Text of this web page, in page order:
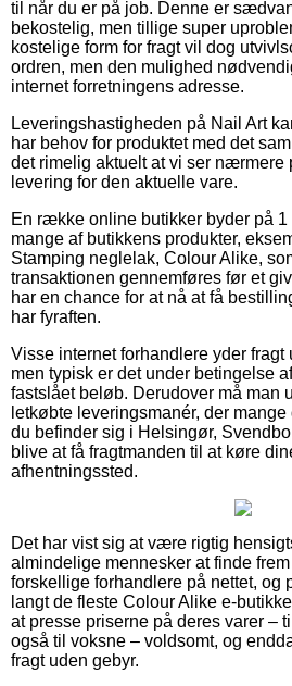
til når du er på job. Denne er
bekostelig, men tillige super
kostelige form for fragt vil dog
ordren, men den mulighed
internet forretningens adresse.
Leveringshastigheden på Nail Art
har behov for produktet med det
det rimelig aktuelt at vi ser nærmere
levering for den aktuelle vare.
En række online butikker byder på
mange af butikkens produkter,
Stamping neglelak, Colour Alike,
transaktionen gennemføres før et
har en chance for at nå at få
har fyraften.
Visse internet forhandlere yder fragt
men typisk er det under betingelse
fastslået beløb. Derudover må man
letkøbte leveringsmanér, der
du befinder sig i Helsingør,
blive at få fragtmanden til at køre
afhentningssted.
Det har vist sig at være rigtig
almindelige mennesker at finde
forskellige forhandlere på nettet, og
langt de fleste Colour Alike e-
at presse priserne på deres varer –
også til voksne – voldsomt, og
fragt uden gebyr.